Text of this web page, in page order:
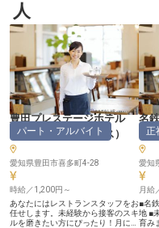
拠点として利用されるホテルです。
※この求人は2023年5月29日時点の
情報です
業界
ち
ま
して
点の
人
豊田プレステージホテル
（レストランサービス ）
パート・アルバイト
愛知県豊田市喜多町4-28
時給／1,200円～
あなたにはレストランスタッフをお
任せします。未経験から接客のスキ
ルを磨きたい方にぴったり！月に
名
ラ
正
愛知
月給
■名
地 ■
育み